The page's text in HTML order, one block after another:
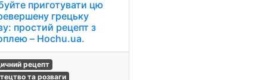
приготувати цю
грецьку
простий рецепт з
– Hochu.ua.
рецепт
та розваги